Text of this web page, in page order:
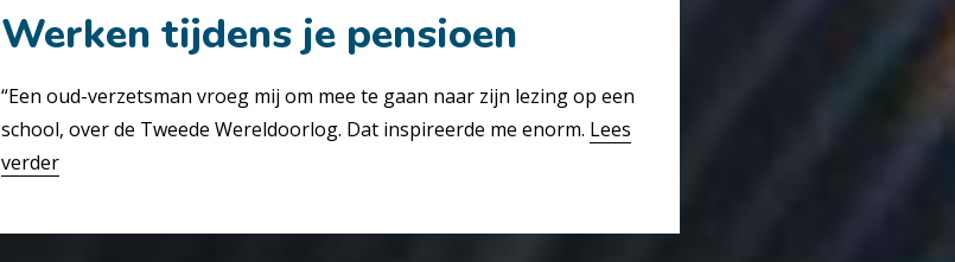
Werken tijdens je pensioen
“Een oud-verzetsman vroeg mij om mee te gaan naar zijn lezing op een
school, over de Tweede Wereldoorlog. Dat inspireerde me enorm. Lees
verder